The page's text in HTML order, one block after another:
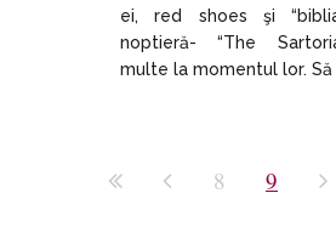
ei, red shoes şi
noptieră- “The
multe la momentul lor. Să
8 9